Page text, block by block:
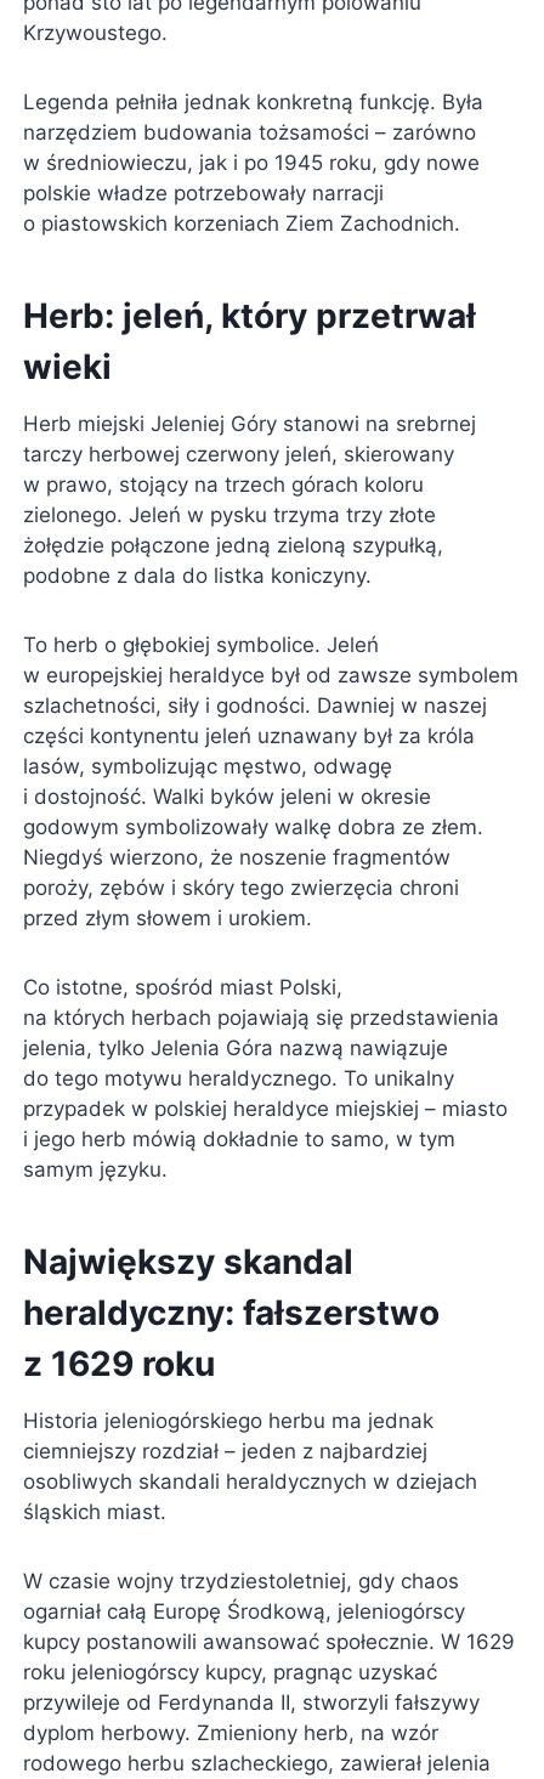
Krzywoustego.
Legenda pełniła jednak konkretną funkcję. Była
narzędziem budowania tożsamości – zarówno
w średniowieczu, jak i po 1945 roku, gdy nowe
polskie władze potrzebowały narracji
o piastowskich korzeniach Ziem Zachodnich.
Herb: jeleń, który przetrwał
wieki
Herb miejski Jeleniej Góry stanowi na srebrnej
tarczy herbowej czerwony jeleń, skierowany
w prawo, stojący na trzech górach koloru
zielonego. Jeleń w pysku trzyma trzy złote
żołędzie połączone jedną zieloną szypułką,
podobne z dala do listka koniczyny.
To herb o głębokiej symbolice. Jeleń
w europejskiej heraldyce był od zawsze symbolem
szlachetności, siły i godności. Dawniej w naszej
części kontynentu jeleń uznawany był za króla
lasów, symbolizując męstwo, odwagę
i dostojność. Walki byków jeleni w okresie
godowym symbolizowały walkę dobra ze złem.
Niegdyś wierzono, że noszenie fragmentów
poroży, zębów i skóry tego zwierzęcia chroni
przed złym słowem i urokiem.
Co istotne, spośród miast Polski,
na których herbach pojawiają się przedstawienia
jelenia, tylko Jelenia Góra nazwą nawiązuje
do tego motywu heraldycznego. To unikalny
przypadek w polskiej heraldyce miejskiej – miasto
i jego herb mówią dokładnie to samo, w tym
samym języku.
Największy skandal
heraldyczny: fałszerstwo
z 1629 roku
Historia jeleniogórskiego herbu ma jednak
ciemniejszy rozdział – jeden z najbardziej
osobliwych skandali heraldycznych w dziejach
śląskich miast.
W czasie wojny trzydziestoletniej, gdy chaos
ogarniał całą Europę Środkową, jeleniogórscy
kupcy postanowili awansować społecznie. W 1629
roku jeleniogórscy kupcy, pragnąc uzyskać
przywileje od Ferdynanda II, stworzyli fałszywy
dyplom herbowy. Zmieniony herb, na wzór
rodowego herbu szlacheckiego, zawierał jelenia